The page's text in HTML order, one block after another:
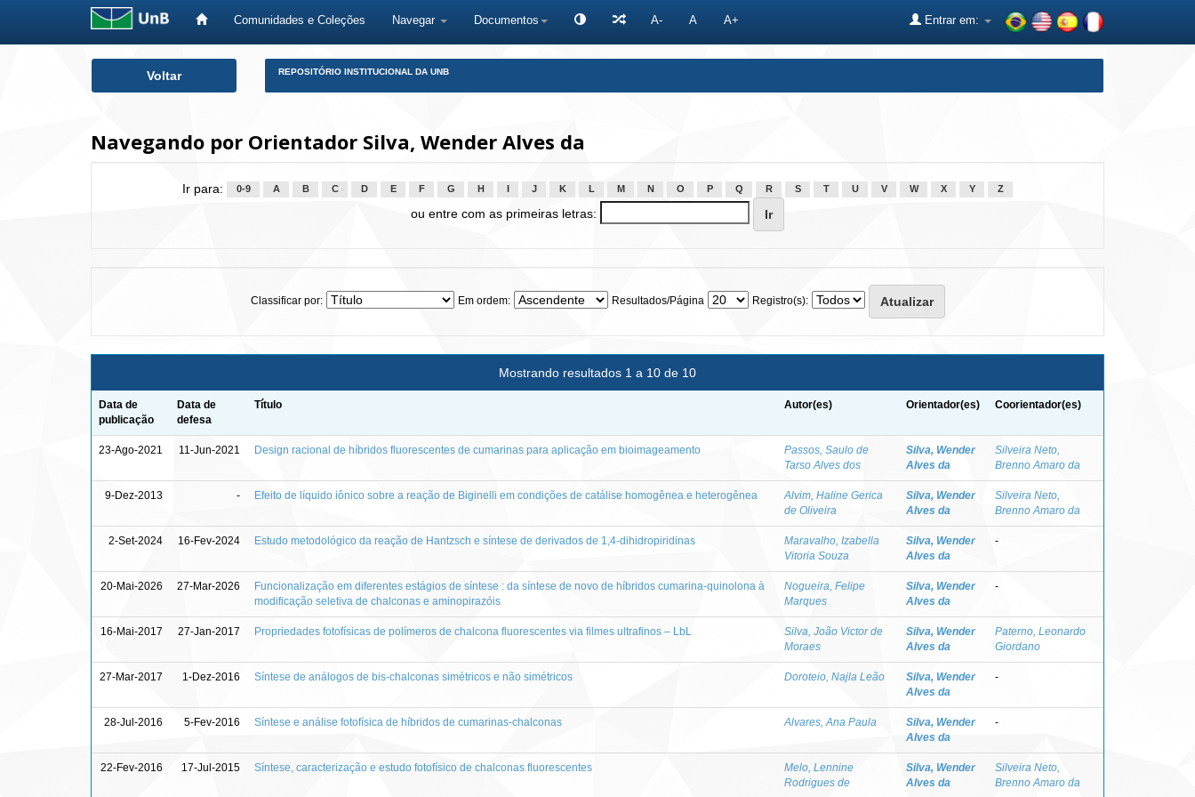
Comunidades e Coleções Navegar Documentos A- A A+ Entrar em:
Voltar REPOSITÓRIO INSTITUCIONAL DA UNB
Navegando por Orientador Silva, Wender Alves da
Ir para: 0-9 A B C D E F G H J K L M N O P Q R S T U V W X Y Z
ou entre com as primeiras letras:
Classificar por: Em ordem: Resultados/Página Registro(s):
Mostrando resultados 1 a 10 de 10
Data de
publicação
Data de
defesa
Título Autor(es) Orientador(es) Coorientador(es)
23-Ago-2021 11-Jun-2021 Design racional de híbridos fluorescentes de cumarinas para aplicação em bioimageamento
Passos, Saulo de
Tarso Alves dos
Silva, Wender
Alves da
Silveira Neto,
Brenno Amaro da
9-Dez-2013 - Efeito de líquido iônico sobre a reação de Biginelli em condições de catálise homogênea e heterogênea
Alvim, Haline Gerica
de Oliveira
Silva, Wender
Alves da
Silveira Neto,
Brenno Amaro da
2-Set-2024 16-Fev-2024 Estudo metodológico da reação de Hantzsch e síntese de derivados de 1,4-dihidropiridinas
Maravalho, Izabella
Vitoria Souza
Silva, Wender
Alves da
-
20-Mai-2026 27-Mar-2026
Funcionalização em diferentes estágios de síntese : da síntese de novo de híbridos cumarina-quinolona à
modificação seletiva de chalconas e aminopirazóis
Nogueira, Felipe
Marques
Silva, Wender
Alves da
-
16-Mai-2017 27-Jan-2017 Propriedades fotofísicas de polímeros de chalcona fluorescentes via filmes ultrafinos – LbL
Silva, João Victor de
Moraes
Silva, Wender
Alves da
Paterno, Leonardo
Giordano
27-Mar-2017 1-Dez-2016 Síntese de análogos de bis-chalconas simétricos e não simétricos Doroteio, Najla Leão
Silva, Wender
Alves da
-
28-Jul-2016 5-Fev-2016 Síntese e análise fotofísica de híbridos de cumarinas-chalconas Alvares, Ana Paula
Silva, Wender
Alves da
-
22-Fev-2016 17-Jul-2015 Síntese, caracterização e estudo fotofísico de chalconas fluorescentes
Melo, Lennine
Rodrigues de
Silva, Wender
Alves da
Silveira Neto,
Brenno Amaro da